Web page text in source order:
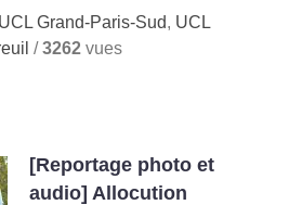
UCL Grand-Paris-Sud, UCL
/3262 vues
[Reportage photo et
audio] Allocution